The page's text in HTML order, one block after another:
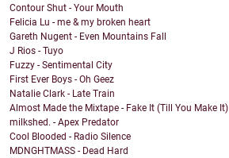
Contour Shut - Your Mouth
Felicia Lu - me & my broken heart
Gareth Nugent - Even Mountains Fall
J Rios - Tuyo
Fuzzy - Sentimental City
First Ever Boys - Oh Geez
Natalie Clark - Late Train
Almost Made the Mixtape - Fake It (Till You Make It)
milkshed. - Apex Predator
Cool Blooded - Radio Silence
MDNGHTMASS - Dead Hard